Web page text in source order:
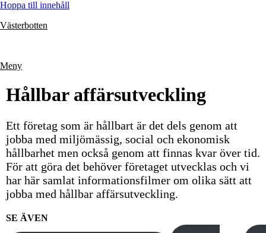
Hoppa till innehåll
Västerbotten
Meny
Hållbar affärsutveckling
Ett företag som är hållbart är det dels genom att
jobba med miljömässig, social och ekonomisk
hållbarhet men också genom att finnas kvar över tid.
För att göra det behöver företaget utvecklas och vi
har här samlat informationsfilmer om olika sätt att
jobba med hållbar affärsutveckling.
SE ÄVEN